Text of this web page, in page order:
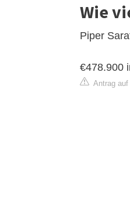
Wie
Piper
€478.900
Antrag